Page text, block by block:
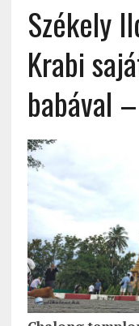
Székely
Krabi
babával